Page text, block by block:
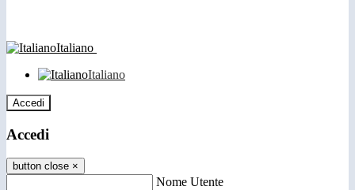
Italiano
Italiano
Accedi
Accedi
button close ×
Nome Utente